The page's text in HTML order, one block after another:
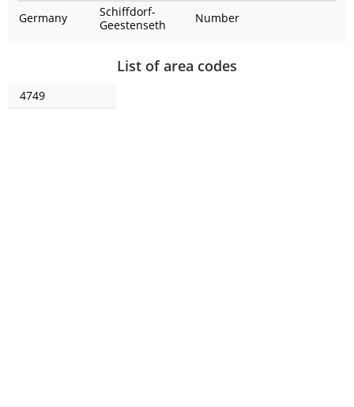
Germany
Schiffdorf-
Geestenseth
Number
List of area codes
4749